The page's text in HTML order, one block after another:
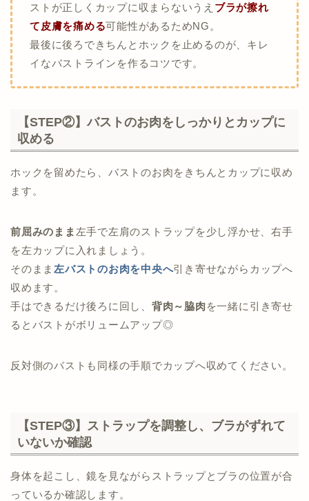
ストが正しくカップに収まらないうえ ブラが擦れ
て皮膚を痛める可能性があるためNG。
最後に後ろできちんとホックを止めるのが、キレ
イなバストラインを作るコツです。
【STEP②】バストのお肉をしっかりとカップに
収める
ホックを留めたら、バストのお肉をきちんとカップに収め
ます。
前屈みのまま左手で左肩のストラップを少し浮かせ、右手
を左カップに入れましょう。
そのまま左バストのお肉を中央へ引き寄せながらカップへ
収めます。
手はできるだけ後ろに回し、 背肉～脇肉を一緒に引き寄せ
るとバストがボリュームアップ◎
反対側のバストも同様の手順でカップへ収めてください。
【STEP③】ストラップを調整し、ブラがずれて
いないか確認
身体を起こし、鏡を見ながらストラップとブラの位置が合
っているか確認します。